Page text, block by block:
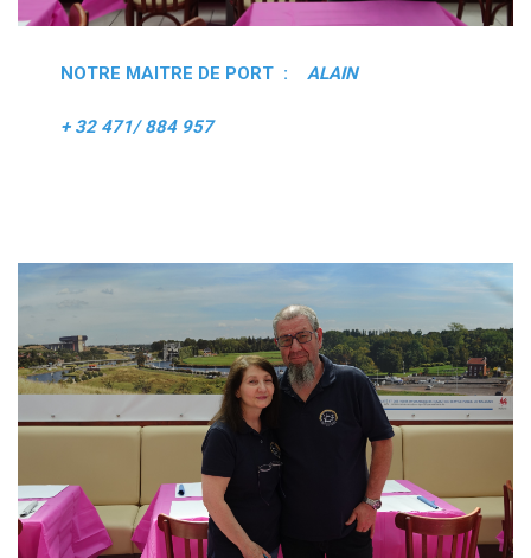
NOTRE MAITRE DE PORT : ALAIN
+ 32 471/ 884 957